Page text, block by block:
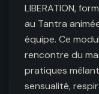
LIBERATION,
au Tantra
équipe. Ce
rencontre du
pratiques
sensualité,